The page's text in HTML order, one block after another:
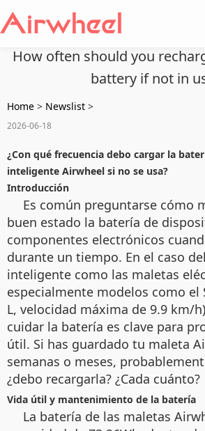
How often should you
battery if not in
Home > Newslist >
2026-06-18
¿Con qué frecuencia debo cargar la
inteligente Airwheel si no se usa?
Introducción
Es común preguntarse cómo
buen estado la batería de
componentes electrónicos
durante un tiempo. En el caso
inteligente como las maletas
especialmente modelos como el
L, velocidad máxima de 9.9 km/
cuidar la batería es clave para
útil. Si has guardado tu maleta
semanas o meses,
¿debo recargarla? ¿Cada cuánto?
Vida útil y mantenimiento de la batería
La batería de las maletas